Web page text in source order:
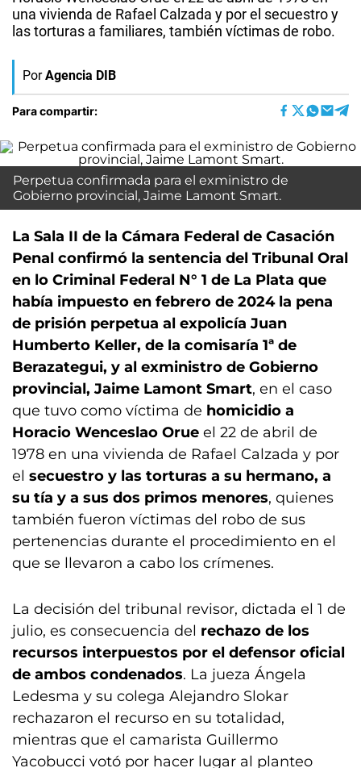
una vivienda de Rafael Calzada y por el secuestro y
las torturas a familiares, también víctimas de robo.
Por Agencia DIB
Para compartir:
Perpetua confirmada para el exministro de
Gobierno provincial, Jaime Lamont Smart.
La Sala II de la Cámara Federal de Casación
Penal confirmó la sentencia del Tribunal Oral
en lo Criminal Federal N° 1 de La Plata que
había impuesto en febrero de 2024 la pena
de prisión perpetua al expolicía Juan
Humberto Keller, de la comisaría 1ª de
Berazategui, y al exministro de Gobierno
provincial, Jaime Lamont Smart, en el caso
que tuvo como víctima de homicidio a
Horacio Wenceslao Orue el 22 de abril de
1978 en una vivienda de Rafael Calzada y por
el secuestro y las torturas a su hermano, a
su tía y a sus dos primos menores, quienes
también fueron víctimas del robo de sus
pertenencias durante el procedimiento en el
que se llevaron a cabo los crímenes.
La decisión del tribunal revisor, dictada el 1 de
julio, es consecuencia del rechazo de los
recursos interpuestos por el defensor oficial
de ambos condenados. La jueza Ángela
Ledesma y su colega Alejandro Slokar
rechazaron el recurso en su totalidad,
mientras que el camarista Guillermo
Yacobucci votó por hacer lugar al planteo